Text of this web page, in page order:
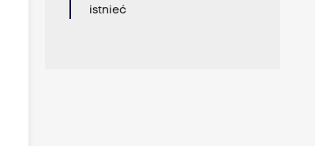
istnieć